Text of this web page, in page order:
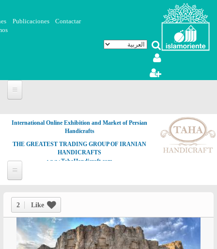
تجاوز إلى المحتوى الرئيسي
Contactar
Publicaciones
International Online Exhibition and Market of Persian
Handicrafts
THE GREATEST TRADING GROUP OF IRANIAN
HANDICRAFTS
www.TahaHandicraft.com
2 Like